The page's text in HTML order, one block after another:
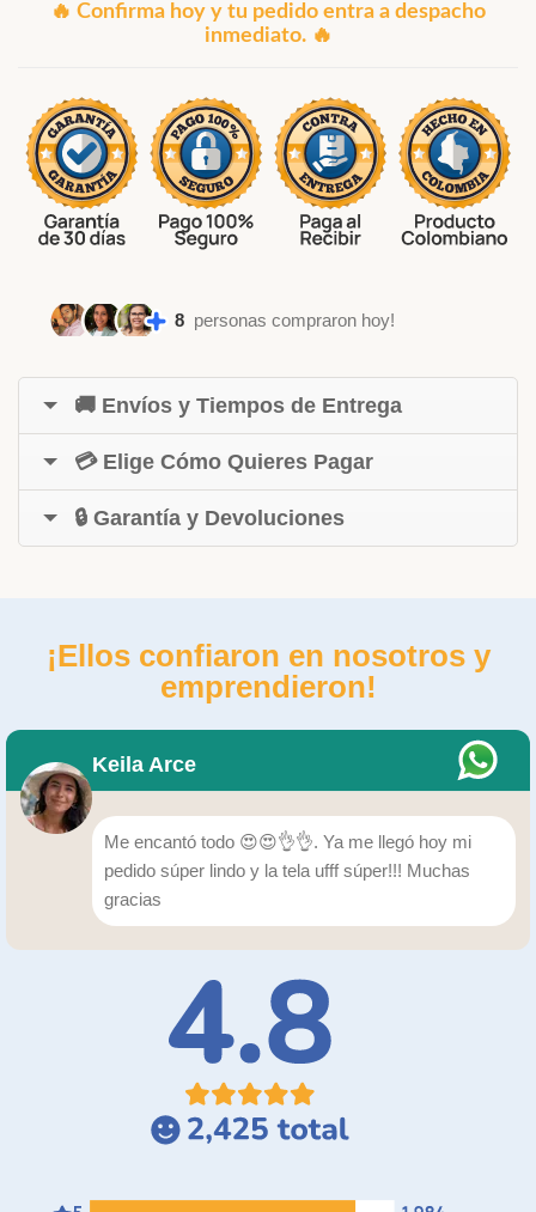
🔥 Confirma hoy y tu pedido entra a despacho
inmediato. 🔥
8 personas compraron hoy!
🚚 Envíos y Tiempos de Entrega
💳 Elige Cómo Quieres Pagar
🔒 Garantía y Devoluciones
¡Ellos confiaron en nosotros y
emprendieron!
Keila Arce
Me encantó todo 😍😍👌👌. Ya me llegó hoy mi
pedido súper lindo y la tela ufff súper!!! Muchas
gracias